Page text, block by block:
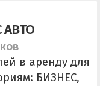
ВАШЕ
доставки +7
АВТО
в аренду для
БИЗНЕС,